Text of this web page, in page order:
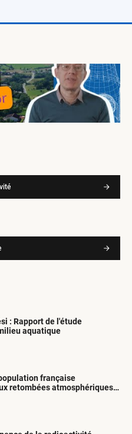
: Rapport de l'étude
aquatique
française
retombées atmosphériques
1945